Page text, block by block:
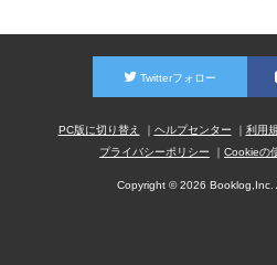
Twitterフォロー
PC版に切り替え ヘルプセンター 利用
プライバシーポリシー
Cookieの
Copyright © 2026 Booklog,Inc.